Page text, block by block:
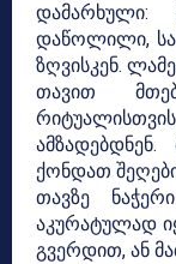
დამარხული:
დაწოლილი,
ზღვისკენ.
თავით
ქონდათ
თავზე
აკურატულად
გვერდით, ან